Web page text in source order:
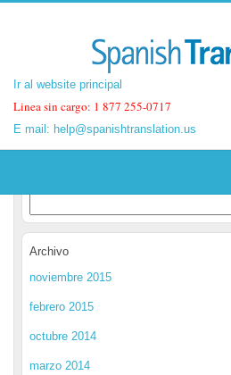
Ir al website principal
Linea sin cargo: 1 877 255-0717
E mail: help@spanishtranslation.us
Ir al website principal
Linea sin cargo: 1 877 255-0717
E mail: help@spanishtranslation.us
Spanish Translation
Archivo
noviembre 2015
febrero 2015
octubre 2014
marzo 2014